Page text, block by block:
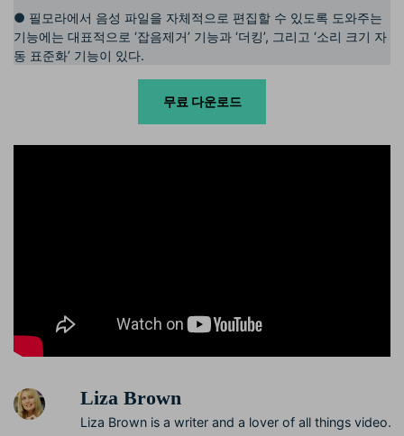
● 필모라에서 음성 파일을 자체적으로 편집할 수 있도록 도와주는
기능에는 대표적으로 ‘잡음제거’ 기능과 ‘더킹’, 그리고 ‘소리 크기 자
동 표준화’ 기능이 있다.
무료 다운로드
Liza Brown
Liza Brown is a writer and a lover of all things video.